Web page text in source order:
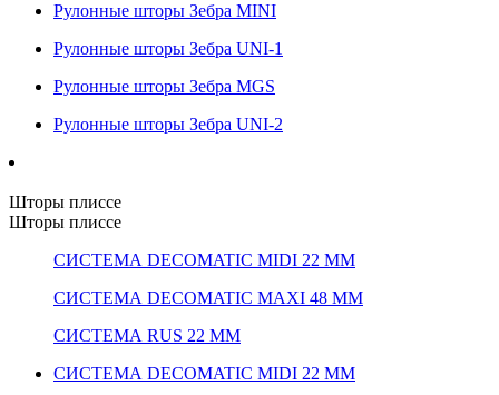
Рулонные шторы Зебра MINI
Рулонные шторы Зебра UNI-1
Рулонные шторы Зебра MGS
Рулонные шторы Зебра UNI-2
Шторы плиссе
Шторы плиссе
СИСТЕМА DECOMATIC MIDI 22 ММ
СИСТЕМА DECOMATIC MAXI 48 ММ
СИСТЕМА RUS 22 ММ
СИСТЕМА DECOMATIC MIDI 22 ММ